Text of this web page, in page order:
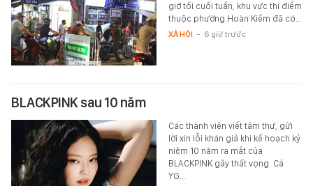
giờ tối cuối tuần, khu vực thí điểm
thuộc phường Hoàn Kiếm đã có…
XÃ HỘI - 6 giờ trước
BLACKPINK sau 10 năm
Các thành viên viết tâm thư, gửi
lời xin lỗi khán giả khi kế hoạch kỷ
niệm 10 năm ra mắt của
BLACKPINK gây thất vọng. Cả
YG…